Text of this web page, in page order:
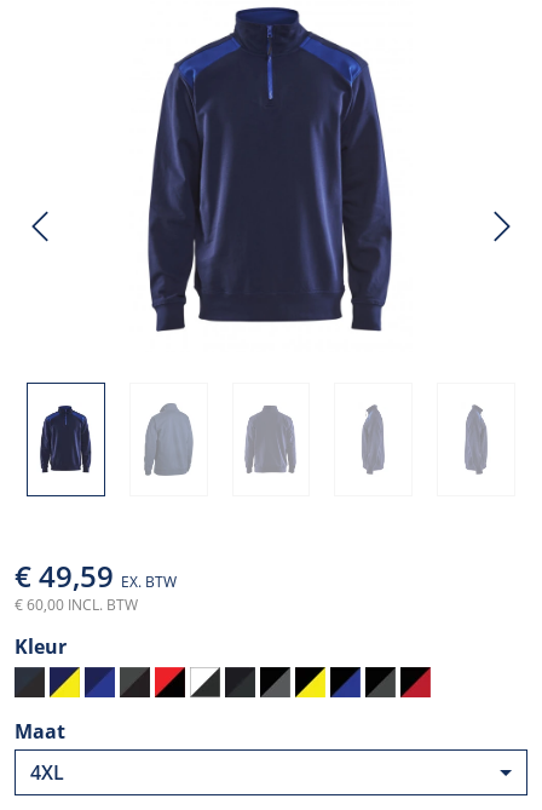
Previous
€ 49,59 EX. BTW
€ 60,00 INCL. BTW
Kleur
Maat
4XL